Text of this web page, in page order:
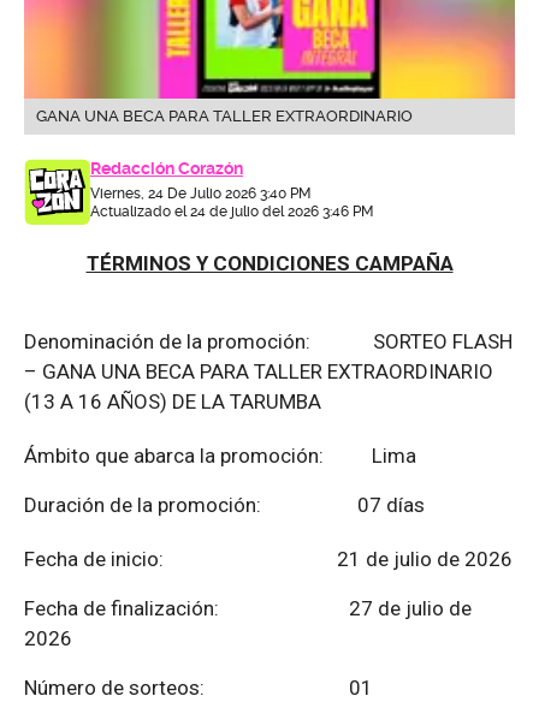
GANA UNA BECA PARA TALLER EXTRAORDINARIO
Redacción Corazón
Viernes, 24 De Julio 2026 3:40 PM
Actualizado el 24 de julio del 2026 3:46 PM
TÉRMINOS Y CONDICIONES CAMPAÑA
Denominación de la promoción: SORTEO FLASH
– GANA UNA BECA PARA TALLER EXTRAORDINARIO
(13 A 16 AÑOS) DE LA TARUMBA
Ámbito que abarca la promoción: Lima
Duración de la promoción: 07 días
Fecha de inicio: 21 de julio de 2026
Fecha de finalización:
27 de julio de
2026
Número de sorteos: 01